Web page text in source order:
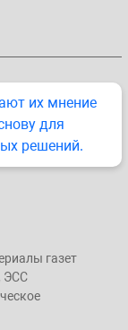
их мнение
для
решений.
газет
ЭСС